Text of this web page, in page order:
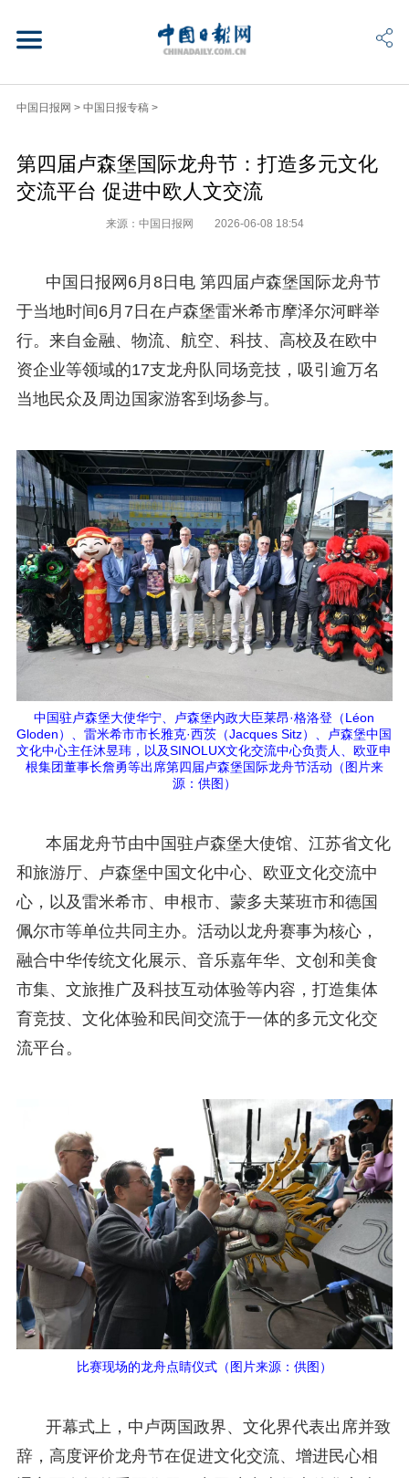
中国日报网 > 中国日报专稿 >
第四届卢森堡国际龙舟节：打造多元文化
交流平台 促进中欧人文交流
来源：中国日报网 2026-06-08 18:54
中国日报网6月8日电 第四届卢森堡国际龙舟节
于当地时间6月7日在卢森堡雷米希市摩泽尔河畔举
行。来自金融、物流、航空、科技、高校及在欧中
资企业等领域的17支龙舟队同场竞技，吸引逾万名
当地民众及周边国家游客到场参与。
中国驻卢森堡大使华宁、卢森堡内政大臣莱昂·格洛登（Léon
Gloden）、雷米希市市长雅克·西茨（Jacques Sitz）、卢森堡中国
文化中心主任沐昱玮，以及SINOLUX文化交流中心负责人、欧亚申
根集团董事长詹勇等出席第四届卢森堡国际龙舟节活动（图片来
源：供图）
本届龙舟节由中国驻卢森堡大使馆、江苏省文化
和旅游厅、卢森堡中国文化中心、欧亚文化交流中
心，以及雷米希市、申根市、蒙多夫莱班市和德国
佩尔市等单位共同主办。活动以龙舟赛事为核心，
融合中华传统文化展示、音乐嘉年华、文创和美食
市集、文旅推广及科技互动体验等内容，打造集体
育竞技、文化体验和民间交流于一体的多元文化交
流平台。
比赛现场的龙舟点睛仪式（图片来源：供图）
开幕式上，中卢两国政界、文化界代表出席并致
辞，高度评价龙舟节在促进文化交流、增进民心相